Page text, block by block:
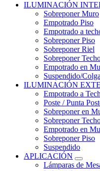
ILUMINACIÓN
Sobreponer Muro
Empotrado Piso
Empotrado a
Sobreponer Piso
Sobreponer Riel
Sobreponer
Empotrado en
Suspendido/
ILUMINACIÓN
Empotrado a
Poste / Punta
Sobreponer en
Sobreponer
Empotrado en
Sobreponer Piso
Suspendido
APLICACIÓN
Lámparas de